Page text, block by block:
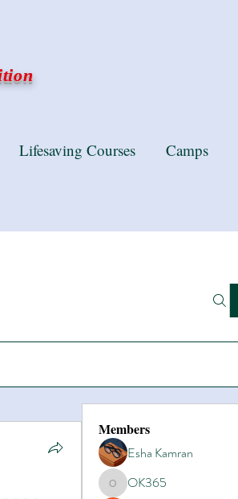
Members
Esha Kamran
OK365OK365
Lifesaving Courses Camps